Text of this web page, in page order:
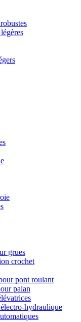
grues
crochet
pont roulant
palan
hydraulique